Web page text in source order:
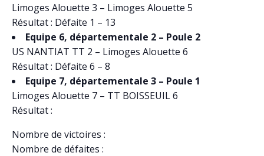
Limoges Alouette 3 – Limoges Alouette 5
Résultat : Défaite 1 – 13
Equipe 6, départementale 2 – Poule 2
US NANTIAT TT 2 – Limoges Alouette 6
Résultat : Défaite 6 – 8
Equipe 7, départementale 3 – Poule 1
Limoges Alouette 7 – TT BOISSEUIL 6
Résultat :
Nombre de victoires :
Nombre de défaites :